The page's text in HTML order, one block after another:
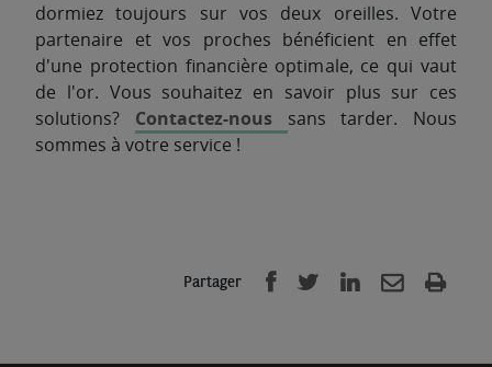
dormiez toujours sur vos deux oreilles. Votre
partenaire et vos proches bénéficient en effet
d'une protection financière optimale, ce qui vaut
de l'or. Vous souhaitez en savoir plus sur ces
solutions? Contactez-nous sans tarder. Nous
sommes à votre service !
Partager